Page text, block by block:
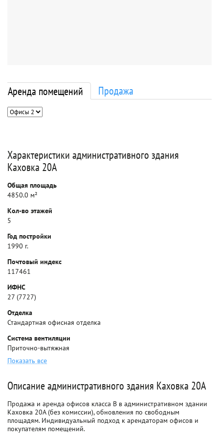
Аренда помещений Продажа
Характеристики административного здания
Каховка 20А
Общая площадь
4850.0 м²
Кол-во этажей
5
Год постройки
1990 г.
Почтовый индекс
117461
ИФНС
27 (7727)
Отделка
Стандартная офисная отделка
Система вентиляции
Приточно-вытяжная
Показать все
Описание административного здания Каховка 20А
Продажа и аренда офисов класса B в административном здании
Каховка 20А (без комиссии), обновления по свободным
площадям. Индивидуальный подход к арендаторам офисов и
покупателям помещений.